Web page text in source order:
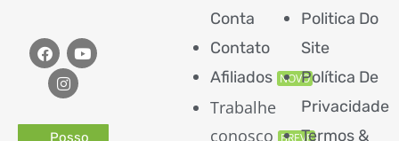
Posso
Conta
Contato
Afiliados NOVO
Trabalhe
conosco BREVE
Politica Do
Site
Política De
Privacidade
Termos &